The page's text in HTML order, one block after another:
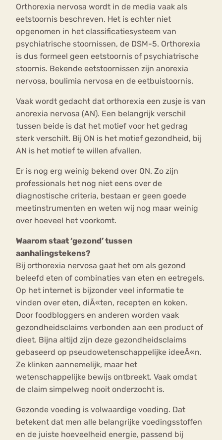
Orthorexia nervosa wordt in de media vaak als
eetstoornis beschreven. Het is echter niet
opgenomen in het classificatiesysteem van
psychiatrische stoornissen, de DSM-5. Orthorexia
is dus formeel geen eetstoornis of psychiatrische
stoornis. Bekende eetstoornissen zijn anorexia
nervosa, boulimia nervosa en de eetbuistoornis.
Vaak wordt gedacht dat orthorexia een zusje is van
anorexia nervosa (AN). Een belangrijk verschil
tussen beide is dat het motief voor het gedrag
sterk verschilt. Bij ON is het motief gezondheid, bij
AN is het motief te willen afvallen.
Er is nog erg weinig bekend over ON. Zo zijn
professionals het nog niet eens over de
diagnostische criteria, bestaan er geen goede
meetinstrumenten en weten wij nog maar weinig
over hoeveel het voorkomt.
Waarom staat ‘gezond’ tussen
aanhalingstekens?
Bij orthorexia nervosa gaat het om als gezond
beleefd eten of combinaties van eten en eetregels.
Op het internet is bijzonder veel informatie te
vinden over eten, diÃ«ten, recepten en koken.
Door foodbloggers en anderen worden vaak
gezondheidsclaims verbonden aan een product of
dieet. Bijna altijd zijn deze gezondheidsclaims
gebaseerd op pseudowetenschappelijke ideeÃ«n.
Ze klinken aannemelijk, maar het
wetenschappelijke bewijs ontbreekt. Vaak omdat
de claim simpelweg nooit onderzocht is.
Gezonde voeding is volwaardige voeding. Dat
betekent dat men alle belangrijke voedingsstoffen
en de juiste hoeveelheid energie, passend bij